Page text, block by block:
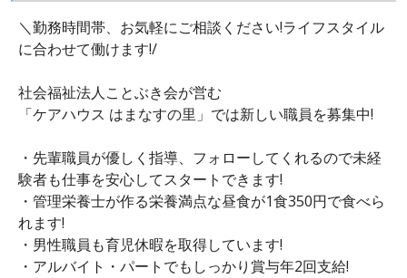
＼勤務時間帯、お気軽にご相談ください!ライフスタイル
に合わせて働けます!/
社会福祉法人ことぶき会が営む
「ケアハウス はまなすの里」では新しい職員を募集中!
・先輩職員が優しく指導、フォローしてくれるので未経
験者も仕事を安心してスタートできます!
・管理栄養士が作る栄養満点な昼食が1食350円で食べら
れます!
・男性職員も育児休暇を取得しています!
・アルバイト・パートでもしっかり賞与年2回支給!